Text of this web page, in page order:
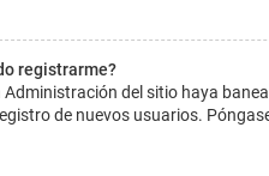
registrarme?
Administración del sitio haya
de nuevos usuarios.